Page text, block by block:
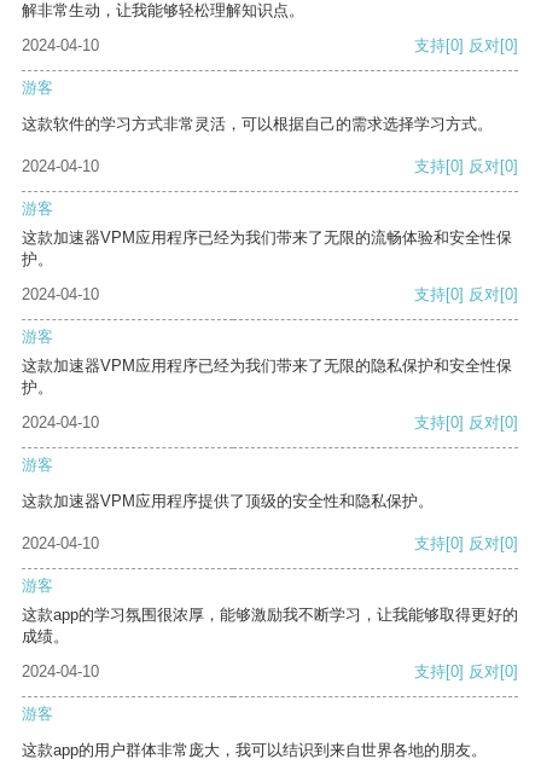
解非常生动，让我能够轻松理解知识点。
2024-04-10
支持[0] 反对[0]
游客
这款软件的学习方式非常灵活，可以根据自己的需求选择学习方式。
2024-04-10 支持[0] 反对[0]
游客
这款加速器VPM应用程序已经为我们带来了无限的流畅体验和安全性保
护。
2024-04-10
支持[0] 反对[0]
游客
这款加速器VPM应用程序已经为我们带来了无限的隐私保护和安全性保
护。
2024-04-10
支持[0] 反对[0]
游客
这款加速器VPM应用程序提供了顶级的安全性和隐私保护。
2024-04-10 支持[0] 反对[0]
游客
这款app的学习氛围很浓厚，能够激励我不断学习，让我能够取得更好的
成绩。
2024-04-10
支持[0] 反对[0]
游客
这款app的用户群体非常庞大，我可以结识到来自世界各地的朋友。